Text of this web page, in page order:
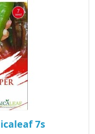
7s